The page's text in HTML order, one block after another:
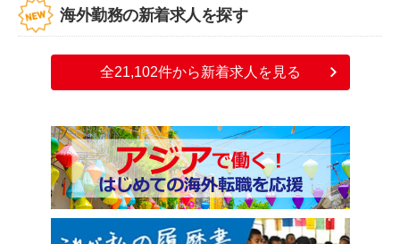
海外勤務の新着求人を探す
全21,102件から新着求人を見る